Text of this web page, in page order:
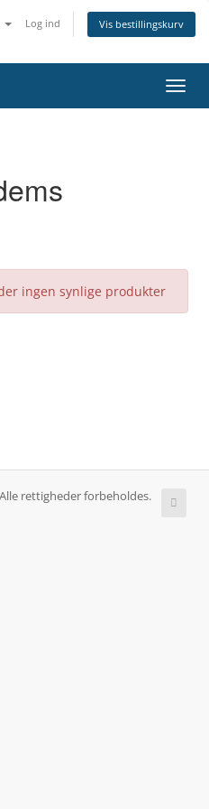
Log ind Vis bestillingskurv
Skift
ingen synlige produkter
rettigheder forbeholdes.